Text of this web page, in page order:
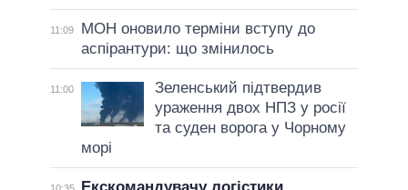
11:09
МОН оновило терміни вступу до
аспірантури: що змінилось
11:00
Зеленський підтвердив
ураження двох НПЗ у росії
та суден ворога у Чорному
морі